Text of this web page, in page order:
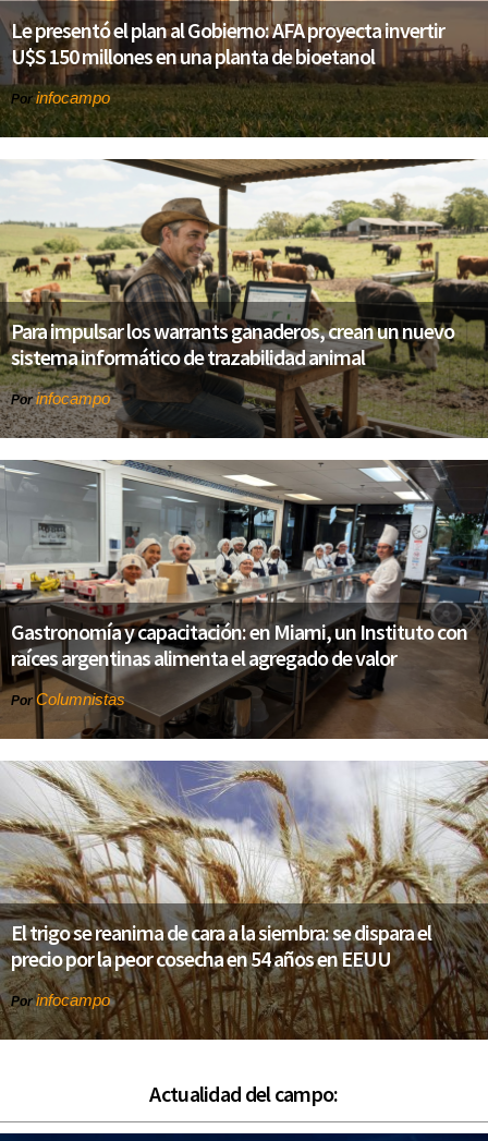
Le presentó el plan al Gobierno: AFA proyecta invertir
U$S 150 millones en una planta de bioetanol
Porinfocampo
Para impulsar los warrants ganaderos, crean un nuevo
sistema informático de trazabilidad animal
Porinfocampo
Gastronomía y capacitación: en Miami, un Instituto con
raíces argentinas alimenta el agregado de valor
Por Columnistas
El trigo se reanima de cara a la siembra: se dispara el
precio por la peor cosecha en 54 años en EEUU
Porinfocampo
Actualidad del campo: